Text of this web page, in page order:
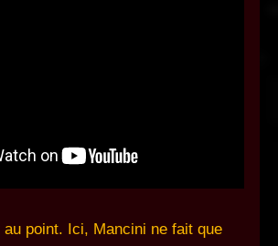
au point. Ici, Mancini ne fait que